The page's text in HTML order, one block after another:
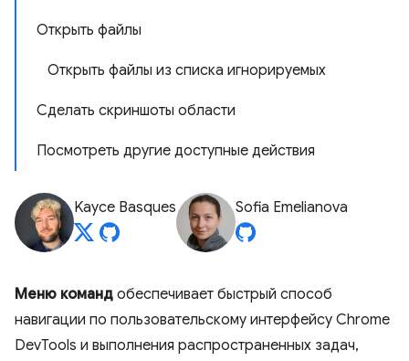
Открыть файлы
Открыть файлы из списка игнорируемых
Сделать скриншоты области
Посмотреть другие доступные действия
Kayce Basques Sofia Emelianova
Меню команд обеспечивает быстрый способ
навигации по пользовательскому интерфейсу Chrome
DevTools и выполнения распространенных задач,